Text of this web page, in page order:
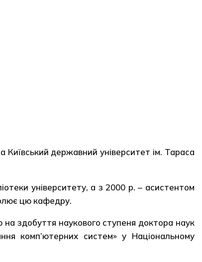
державний університет ім. Тараса
університету, а з 2000 р. – асистентом
цю кафедру.
здобуття наукового ступеня доктора наук
комп’ютерних систем» у Національному